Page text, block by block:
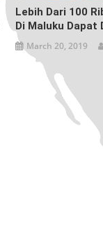
Lebih Dari 100
Di Maluku Dapat
March 20, 2019